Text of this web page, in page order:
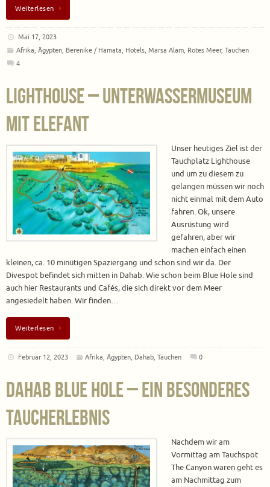
Weiterlesen
Mai 17, 2023
Afrika, Ägypten, Berenike / Hamata, Hotels, Marsa Alam, Rotes Meer, Tauchen
4
Lighthouse – Unterwassermuseum
mit Elefant
Unser heutiges Ziel ist der
Tauchplatz Lighthouse
und um zu diesem zu
gelangen müssen wir noch
nicht einmal mit dem Auto
fahren. Ok, unsere
Ausrüstung wird
gefahren, aber wir
machen einfach einen
kleinen, ca. 10 minütigen Spaziergang und schon sind wir da. Der
Divespot befindet sich mitten in Dahab. Wie schon beim Blue Hole sind
auch hier Restaurants und Cafés, die sich direkt vor dem Meer
angesiedelt haben. Wir finden…
Weiterlesen
Februar 12, 2023 Afrika ,Ägypten Dahab ,Tauchen 0
Dahab Blue Hole – ein besonderes
Taucherlebnis
Nachdem wir am
Vormittag am Tauchspot
The Canyon waren geht es
am Nachmittag zum